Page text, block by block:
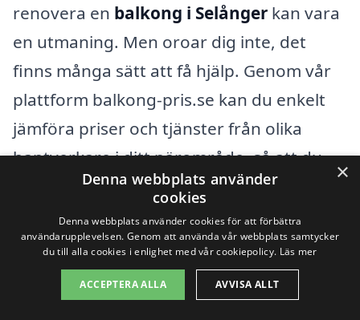
renovera en balkong i Selånger kan vara
en utmaning. Men oroar dig inte, det
finns många sätt att få hjälp. Genom vår
plattform balkong-pris.se kan du enkelt
jämföra priser och tjänster från olika
hantverkare i ditt närområde, så att du
kan göra ett informerat val.
Den perfekta balkongen kan förvandla
ditt hem och ge dig en fantastisk plats för
avkoppling och underhållning. När du
×
Denna webbplats använder
cookies
Denna webbplats använder cookies för att förbättra
användarupplevelsen. Genom att använda vår webbplats samtycker
du till alla cookies i enlighet med vår cookiepolicy. Läs mer
ACCEPTERA ALLA AVVISA ALLT